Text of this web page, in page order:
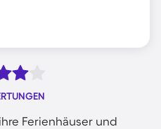
Ferienhäuser und